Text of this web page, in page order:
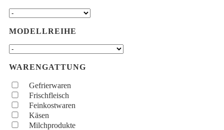
MODELLREIHE
WARENGATTUNG
Gefrierwaren
Frischfleisch
Feinkostwaren
Käsen
Milchprodukte